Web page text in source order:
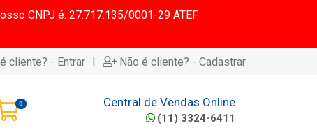
CNPJ é: 27.717.135/0001-29 ATEF
cliente? - Entrar | Não é cliente? - Cadastrar
0 Central de Vendas Online
(11) 3324-6411